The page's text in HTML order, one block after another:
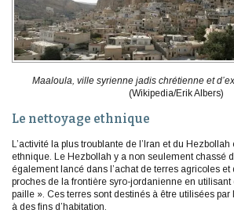
Maaloula, ville syrienne jadis chrétienne et
(Wikipedia/Erik Albers)
Le nettoyage ethnique
L’activité la plus troublante de l’Iran et du
ethnique. Le Hezbollah y a non seulement chassé
également lancé dans l’achat de terres agricoles
proches de la frontière syro-jordanienne en
paille ». Ces terres sont destinés à être utilisées
à des fins d’habitation.